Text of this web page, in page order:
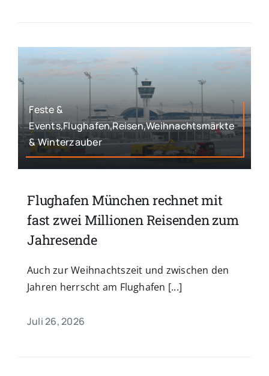
Feste &
Events,Flughafen,Reisen,Weihnachtsmärkte
& Winterzauber
Flughafen München rechnet mit
fast zwei Millionen Reisenden zum
Jahresende
Auch zur Weihnachtszeit und zwischen den
Jahren herrscht am Flughafen [...]
Juli 26, 2026